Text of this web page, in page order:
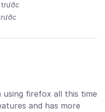
trước
using firefox all this time
and has more